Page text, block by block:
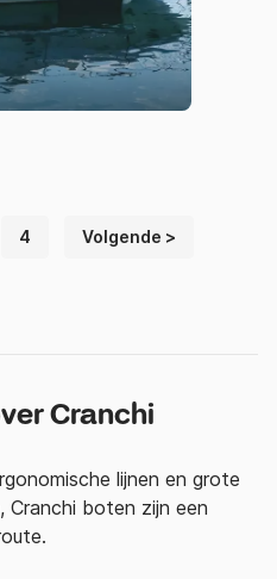
4 Volgende >
Cranchi
lijnen en grote
boten zijn een